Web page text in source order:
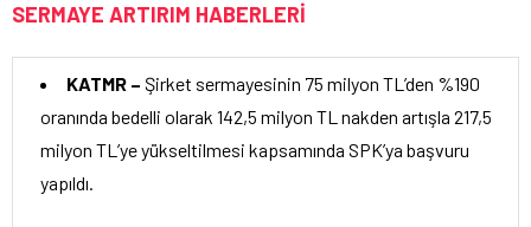
SERMAYE ARTIRIM HABERLERİ
KATMR – Şirket sermayesinin 75 milyon TL’den %190
oranında bedelli olarak 142,5 milyon TL nakden artışla 217,5
milyon TL’ye yükseltilmesi kapsamında SPK’ya başvuru
yapıldı.